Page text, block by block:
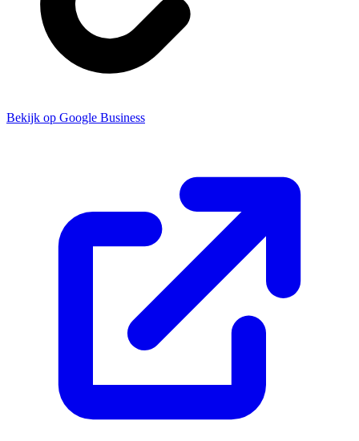
Bekijk op Google Business